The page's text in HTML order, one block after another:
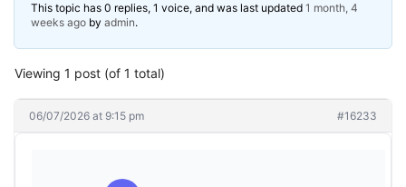
This topic has 0 replies, 1 voice, and was last updated 1 month, 4
weeks ago by admin.
Viewing 1 post (of 1 total)
06/07/2026 at 9:15 pm #16233